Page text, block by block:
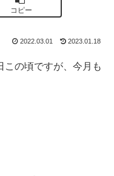
コピー
2022.03.01 2023.01.18
この頃ですが、今月も